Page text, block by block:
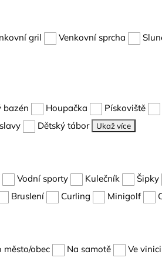
gril Venkovní sprcha
bazén Houpačka Pískoviště
Dětský tábor Ukaž více
Vodní sporty Kulečník Šipky
Bruslení Curling Minigolf
město/obec Na samotě Ve vinici